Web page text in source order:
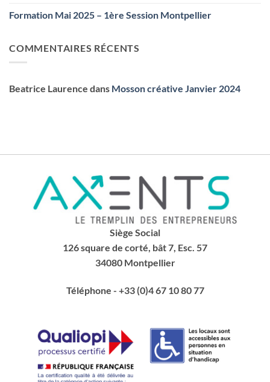
Formation Mai 2025 – 1ère Session Montpellier
COMMENTAIRES RÉCENTS
Beatrice Laurence dans Mosson créative Janvier 2024
Siège Social
126 square de corté, bât 7, Esc. 57
34080 Montpellier
Téléphone - +33 (0)4 67 10 80 77